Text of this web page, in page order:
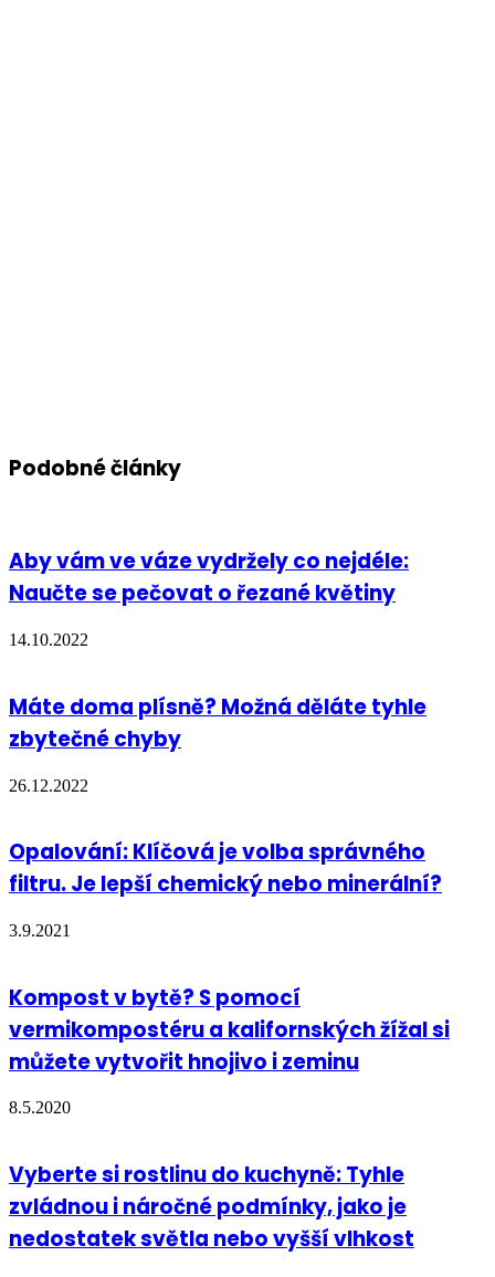
Podobné články
Aby vám ve váze vydržely co nejdéle:
Naučte se pečovat o řezané květiny
14.10.2022
Máte doma plísně? Možná děláte tyhle
zbytečné chyby
26.12.2022
Opalování: Klíčová je volba správného
filtru. Je lepší chemický nebo minerální?
3.9.2021
Kompost v bytě? S pomocí
vermikompostéru a kalifornských žížal si
můžete vytvořit hnojivo i zeminu
8.5.2020
Vyberte si rostlinu do kuchyně: Tyhle
zvládnou i náročné podmínky, jako je
nedostatek světla nebo vyšší vlhkost